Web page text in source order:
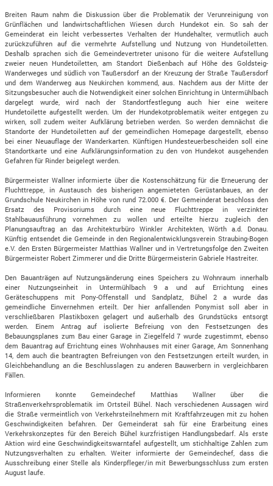
Breiten Raum nahm die Diskussion über die Problematik der Verunreinigung von
Grünflächen und landwirtschaftlichen Wiesen durch Hundekot ein. So sah der
Gemeinderat ein leicht verbessertes Verhalten der Hundehalter, vermutlich auch
zurückzuführen auf die vermehrte Aufstellung und Nutzung von Hundetoiletten.
Deshalb sprachen sich die Gemeindevertreter unisono für die weitere Aufstellung
zweier neuen Hundetoiletten, am Standort Dießenbach auf Höhe des Goldsteig-
Wanderweges und südlich von Taußersdorf an der Kreuzung der Straße Taußersdorf
und dem Wanderweg aus Neukirchen kommend, aus. Nachdem aus der Mitte der
Sitzungsbesucher auch die Notwendigkeit einer solchen Einrichtung in Untermühlbach
dargelegt wurde, wird nach der Standortfestlegung auch hier eine weitere
Hundetoilette aufgestellt werden. Um der Hundekotproblematik weiter entgegen zu
wirken, soll zudem weiter Aufklärung betrieben werden. So werden demnächst die
Standorte der Hundetoiletten auf der gemeindlichen Homepage dargestellt, ebenso
bei einer Neuauflage der Wanderkarten. Künftigen Hundesteuerbescheiden soll eine
Standortkarte und eine Aufklärungsinformation zu den von Hundekot ausgehenden
Gefahren für Rinder beigelegt werden.
Bürgermeister Wallner informierte über die Kostenschätzung für die Erneuerung der
Fluchttreppe, in Austausch des bisherigen angemieteten Gerüstanbaues, an der
Grundschule Neukirchen in Höhe von rund 72.000 €. Der Gemeinderat beschloss den
Ersatz des Provisoriums durch eine neue Fluchttreppe in verzinkter
Stahlbauausführung vornehmen zu wollen und erteilte hierzu zugleich den
Planungsauftrag an das Architekturbüro Winkler Architekten, Wörth a.d. Donau.
Künftig entsendet die Gemeinde in den Regionalentwicklungsverein Straubing-Bogen
e.V. den Ersten Bürgermeister Matthias Wallner und in Vertretungsfolge den Zweiten
Bürgermeister Robert Zimmerer und die Dritte Bürgermeisterin Gabriele Hastreiter.
Den Bauanträgen auf Nutzungsänderung eines Speichers zu Wohnraum innerhalb
einer Nutzungseinheit in Untermühlbach 9 a und auf Errichtung eines
Geräteschuppens mit Pony-Offenstall und Sandplatz, Bühel 2 a wurde das
gemeindliche Einvernehmen erteilt. Der hier anfallenden Ponymist soll aber in
verschließbaren Plastikboxen gelagert und außerhalb des Grundstücks entsorgt
werden. Einem Antrag auf isolierte Befreiung von den Festsetzungen des
Bebauungsplanes zum Bau einer Garage in Ziegelfeld 7 wurde zugestimmt, ebenso
dem Bauantrag auf Errichtung eines Wohnhauses mit einer Garage, Am Sonnenhang
14, dem auch die beantragten Befreiungen von den Festsetzungen erteilt wurden, in
Gleichbehandlung an die Beschlusslagen zu anderen Bauwerbern in vergleichbaren
Fällen.
Informieren konnte Gemeindechef Matthias Wallner über die
Straßenverkehrsproblematik im Ortsteil Bühel. Nach verschiedenen Aussagen wird
die Straße vermeintlich von Verkehrsteilnehmern mit Kraftfahrzeugen mit zu hohen
Geschwindigkeiten befahren. Der Gemeinderat sah für eine Erarbeitung eines
Verkehrskonzeptes für den Bereich Bühel kurzfristigen Handlungsbedarf. Als erste
Aktion wird eine Geschwindigkeitswarntafel aufgestellt, um stichhaltige Zahlen zum
Nutzungsverhalten zu erhalten. Weiter informierte der Gemeindechef, dass die
Ausschreibung einer Stelle als Kinderpfleger/in mit Bewerbungsschluss zum ersten
August laufe.